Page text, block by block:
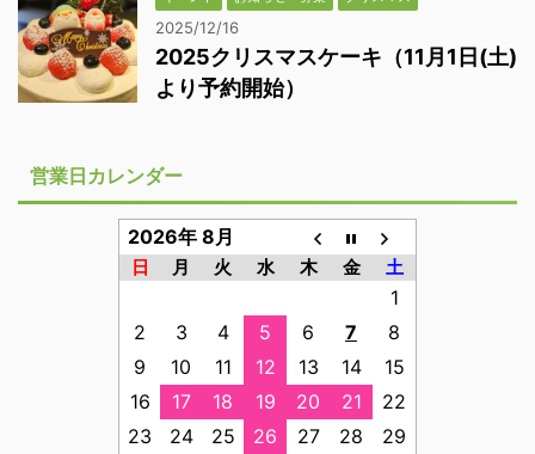
2025/12/16
2025クリスマスケーキ（11月1日(土)
より予約開始）
営業日カレンダー
2026年 8月
日 月 火 水 木 金 土
1
2
3 4 5 6 7
8
9
10 11 12 13 14
15
16
17 18 19 20 21
22
23
24 25 26 27 28
29